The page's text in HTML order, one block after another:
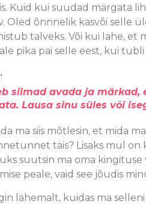
Kuid kui suudad märgata
Oled õnnnelik kasvõi selle
talveks. Või kui lahe, et
pika pai selle eest, kui tubli
silmad avada ja märkad,
Lausa sinu süles või
ma siis mõtlesin, et mida
täis? Lisaks mul
suutsin ma oma kingituse
peale, vaid see jõudis
lähemalt, kuidas ma